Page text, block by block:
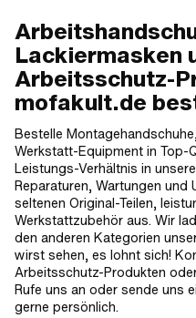
Lackiermasken
Arbeitsschutz-
mofakult.de
Bestelle
Werkstatt-Equipment in Top-
Leistungs-Verhältnis in
Reparaturen, Wartungen und
seltenen Original-Teilen,
Werkstattzubehör aus. Wir
den anderen Kategorien
wirst sehen, es lohnt sich!
Arbeitsschutz-Produkten
Rufe uns an oder sende uns
gerne persönlich.